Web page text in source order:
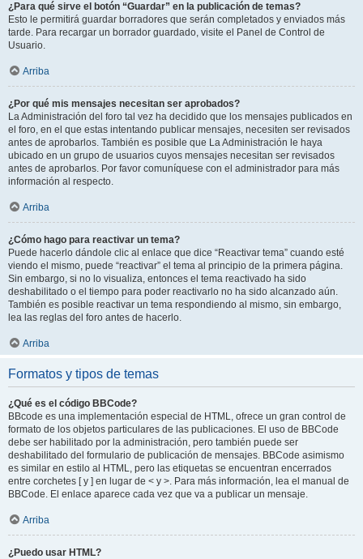
¿Para qué sirve el botón “Guardar” en la publicación de temas?
Esto le permitirá guardar borradores que serán completados y enviados más
tarde. Para recargar un borrador guardado, visite el Panel de Control de
Usuario.
Arriba
¿Por qué mis mensajes necesitan ser aprobados?
La Administración del foro tal vez ha decidido que los mensajes publicados en
el foro, en el que estas intentando publicar mensajes, necesiten ser revisados
antes de aprobarlos. También es posible que La Administración le haya
ubicado en un grupo de usuarios cuyos mensajes necesitan ser revisados
antes de aprobarlos. Por favor comuníquese con el administrador para más
información al respecto.
Arriba
¿Cómo hago para reactivar un tema?
Puede hacerlo dándole clic al enlace que dice “Reactivar tema” cuando esté
viendo el mismo, puede “reactivar” el tema al principio de la primera página.
Sin embargo, si no lo visualiza, entonces el tema reactivado ha sido
deshabilitado o el tiempo para poder reactivarlo no ha sido alcanzado aún.
También es posible reactivar un tema respondiendo al mismo, sin embargo,
lea las reglas del foro antes de hacerlo.
Arriba
Formatos y tipos de temas
¿Qué es el código BBCode?
BBcode es una implementación especial de HTML, ofrece un gran control de
formato de los objetos particulares de las publicaciones. El uso de BBCode
debe ser habilitado por la administración, pero también puede ser
deshabilitado del formulario de publicación de mensajes. BBCode asimismo
es similar en estilo al HTML, pero las etiquetas se encuentran encerrados
entre corchetes [ y ] en lugar de < y >. Para más información, lea el manual de
BBCode. El enlace aparece cada vez que va a publicar un mensaje.
Arriba
¿Puedo usar HTML?